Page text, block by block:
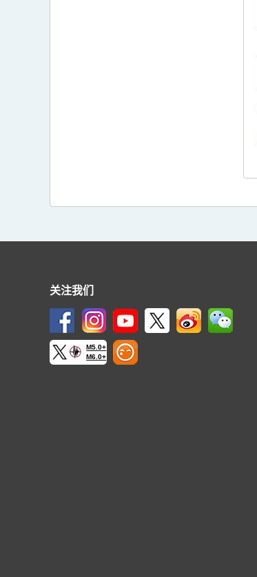
关注我们
M5.0+
M6.0+